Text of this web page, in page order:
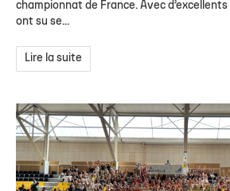
championnat de France. Avec
ont su se...
Lire la suite